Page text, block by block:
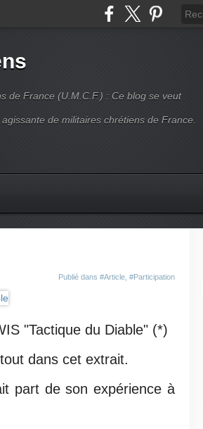
de France (U.M.C.F.) : Ce blog se veut
de militaires chrétiens de France.
Publié dans #Article #Participation
"Tactique du Diable" (*)
dans cet extrait.
part de son expérience à